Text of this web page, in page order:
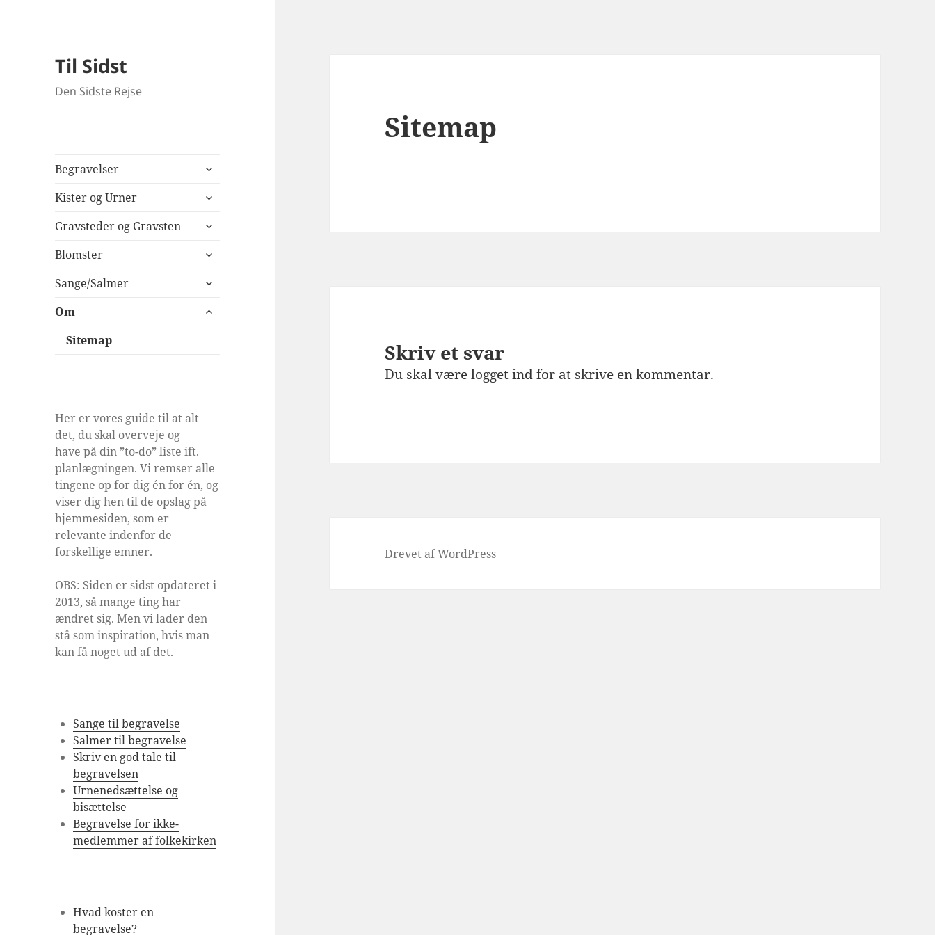
Til Sidst
Den Sidste Rejse
Begravelser
udvid
Kister og Urner
udvid
Gravsteder og Gravsten
udvid
Blomster
udvid
Sange/Salmer
udvid
Om
udvid
Sitemap
Her er vores guide til at alt
det, du skal overveje og
have på din ”to-do” liste ift.
planlægningen. Vi remser alle
tingene op for dig én for én, og
viser dig hen til de opslag på
hjemmesiden, som er
relevante indenfor de
forskellige emner.
OBS: Siden er sidst opdateret i
2013, så mange ting har
ændret sig. Men vi lader den
stå som inspiration, hvis man
kan få noget ud af det.
Sange til begravelse
Salmer til begravelse
Skriv en god tale til
begravelsen
Urnenedsættelse og
bisættelse
Begravelse for ikke-
medlemmer af folkekirken
Hvad koster en
begravelse?
Sitemap
Skriv et svar
Du skal værelogget indfor at skrive en kommentar.
Drevet af WordPress